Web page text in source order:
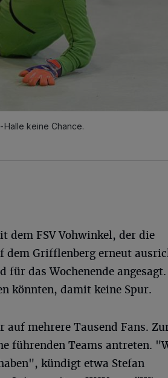
keine Chance.
dem FSV Vohwinkel, der die
dem Grifflenberg erneut
für das Wochenende angesagt.
könnten, damit keine Spur.
mehrere Tausend Fans.
führenden Teams antreten.
kündigt etwa Stefan